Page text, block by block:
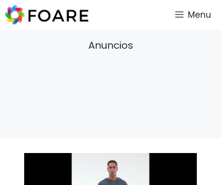
Saltar
al
Menu
Anuncios